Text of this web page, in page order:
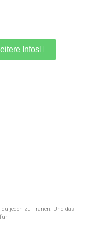
Infos
jeden zu Tränen! Und das